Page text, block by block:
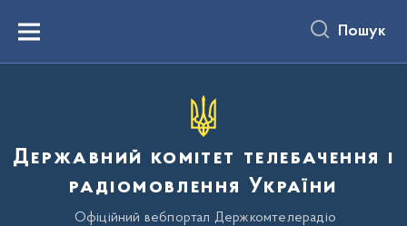
вмістуMenu Пошук
Державний комітет телебачення і
радіомовлення України
Офіційний вебпортал Держкомтелерадіо